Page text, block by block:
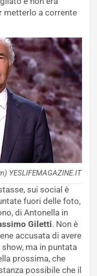
metterlo a corrente
YESLIFEMAGAZINE.IT
sui social è
fuori delle foto,
di Antonella in
Giletti. Non è
accusata di avere
ma in puntata
prossima, che
possibile che il